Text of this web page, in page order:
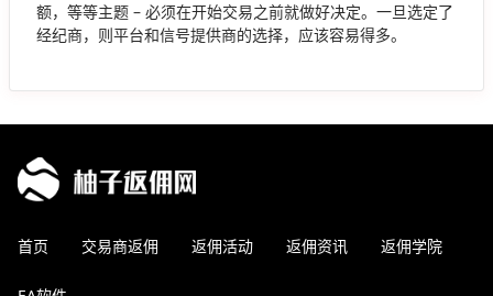
额，等等主题 – 必须在开始交易之前就做好决定。一旦选定了
经纪商，则平台和信号提供商的选择，应该容易得多。
首页 交易商返佣 返佣活动 返佣资讯 返佣学院